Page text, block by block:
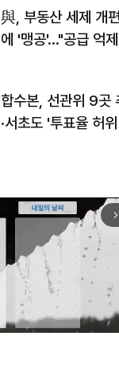
與, 부동산 세제 개
에 '맹공'…"공급 억
합수본, 선관위 9곳
·서초도 '투표율 허
arrow_forward_ios